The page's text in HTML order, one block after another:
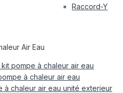
Raccord-Y
Air Eau
pompe à chaleur air eau
à chaleur air eau
à chaleur air eau unité exterieur